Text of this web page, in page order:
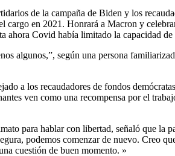
de la campaña de Biden y los
en 2021. Honrará a Macron y
Covid había limitado la capacidad
algunos,”, según una persona
a los recaudadores de fondos
ven como una recompensa por el
para hablar con libertad, señaló que la
podemos comenzar de nuevo. Creo
cuestión de buen momento. »